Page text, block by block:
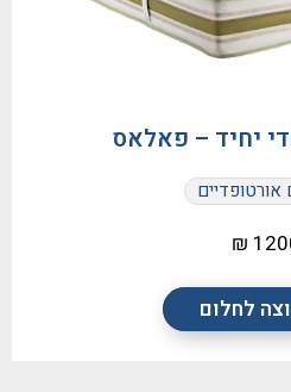
לחלום
יחיד – פאלאס
אורטופדיים